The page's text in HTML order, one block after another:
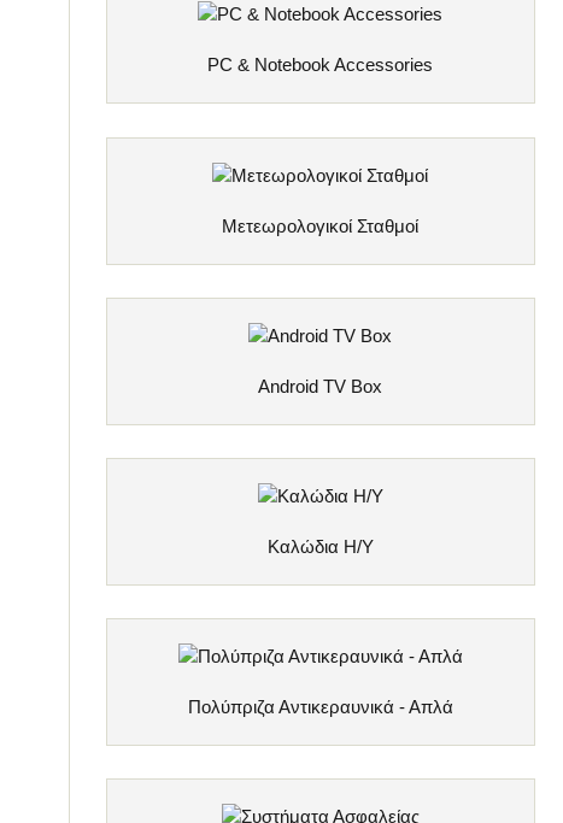
PC & Notebook Accessories
Μετεωρολογικοί Σταθμοί
Android TV Box
Καλώδια Η/Υ
Πολύπριζα Αντικεραυνικά - Απλά